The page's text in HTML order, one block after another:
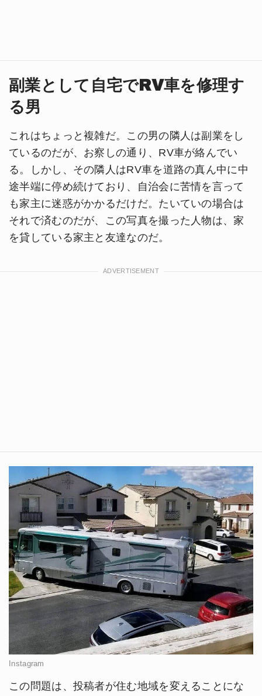
副業として自宅でRV車を修理す
る男
これはちょっと複雑だ。この男の隣人は副業をし
ているのだが、お察しの通り、RV車が絡んでい
る。しかし、その隣人はRV車を道路の真ん中に中
途半端に停め続けており、自治会に苦情を言って
も家主に迷惑がかかるだけだ。たいていの場合は
それで済むのだが、この写真を撮った人物は、家
を貸している家主と友達なのだ。
Instagram
この問題は、投稿者が住む地域を変えることにな